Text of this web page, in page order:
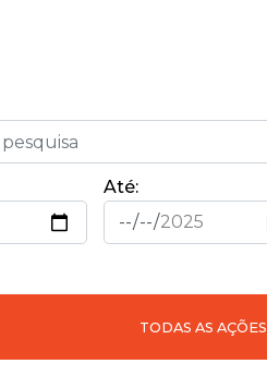
Até:
TODAS AS AÇÕES